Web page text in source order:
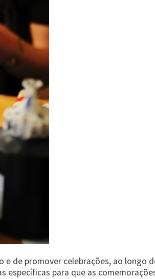
de promover celebrações, ao longo
específicas para que as